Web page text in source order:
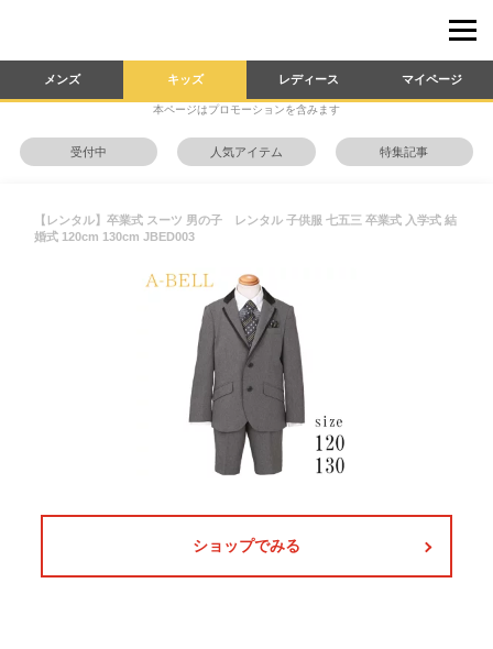
メンズ キッズ レディース マイページ
本ページはプロモーションを含みます
受付中 人気アイテム 特集記事
【レンタル】卒業式 スーツ 男の子 レンタル 子供服 七五三 卒業式 入学式 結
婚式 120cm 130cm JBED003
ショップでみる